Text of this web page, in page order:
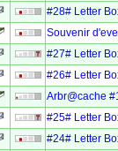
#28# Letter
Souvenir
#27# Letter
#26# Letter
Arbr@cache
#25# Letter
#24# Letter